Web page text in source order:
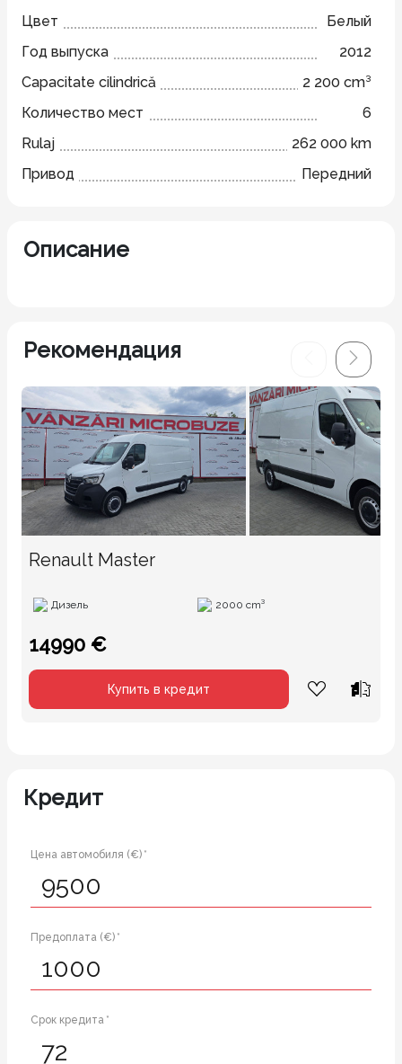
Цвет
Белый
Год выпуска
2012
Capacitate cilindrică
2 200 cm³
Количество мест
6
Rulaj
262 000 km
Привод
Передний
Описание
Рекомендация
Renault Master
Дизель 2000 cm³
14990 €
Купить в кредит
Кредит
Цена автомобиля (€) *
Предоплата (€) *
Срок кредита *